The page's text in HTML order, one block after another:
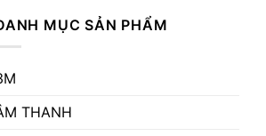
MỤC SẢN PHẨM
THANH